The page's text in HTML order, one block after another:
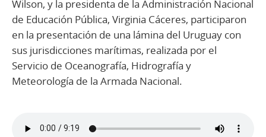
Wilson, y la presidenta de la Administración Nacional
de Educación Pública, Virginia Cáceres, participaron
en la presentación de una lámina del Uruguay con
sus jurisdicciones marítimas, realizada por el
Servicio de Oceanografía, Hidrografía y
Meteorología de la Armada Nacional.